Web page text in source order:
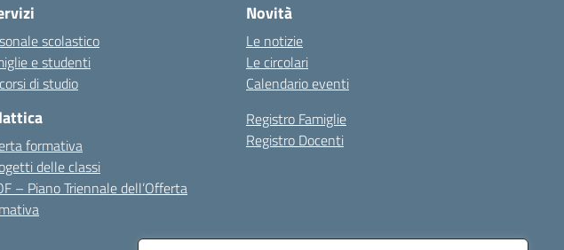
scolastico
e studenti
di studio
formativa
delle classi
– Piano Triennale dell’Offerta
Novità
Le notizie
Le circolari
Calendario eventi
Registro Famiglie
Registro Docenti